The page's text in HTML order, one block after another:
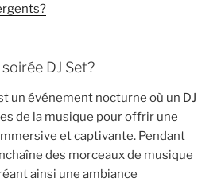
soirée DJ Set?
un événement nocturne où un DJ
de la musique pour offrir une
et captivante. Pendant
des morceaux de musique
ainsi une ambiance